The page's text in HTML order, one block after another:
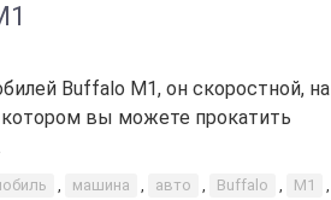
Buffalo M1, он скоростной, на
вы можете прокатить
, машина , авто , Buffalo , M1 ,